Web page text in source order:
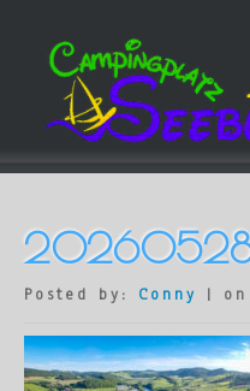
Posted by: Conny |